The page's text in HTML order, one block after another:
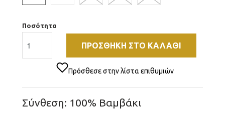
Ποσότητα
ΠΡΟΣΘΉΚΗ ΣΤΟ ΚΑΛΆΘΙ
Πρόσθεσε στην λίστα επιθυμιών
Σύνθεση: 100% Βαμβάκι